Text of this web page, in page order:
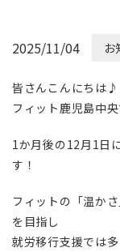
2025/11/04 お
皆さんこんにちは♪
フィット鹿児島中央
1か月後の12月1日
す！
フィットの「温か
を目指し
就労移行支援では